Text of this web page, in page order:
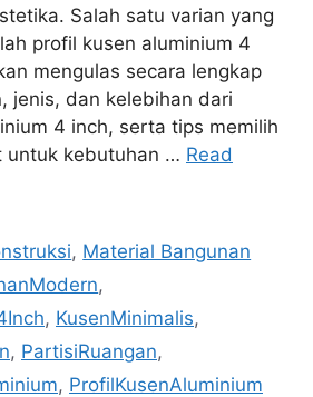
Salah satu varian yang
profil kusen aluminium 4
mengulas secara lengkap
jenis, dan kelebihan dari
4 inch, serta tips memilih
untuk kebutuhan … Read
, Material Bangunan
,
, KusenMinimalis,
, PartisiRuangan,
, ProfilKusenAluminium